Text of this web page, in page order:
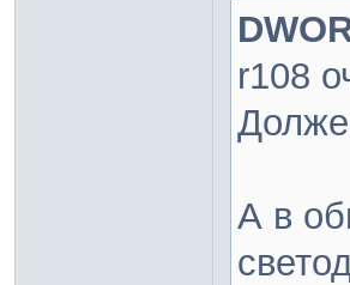
r108
А в